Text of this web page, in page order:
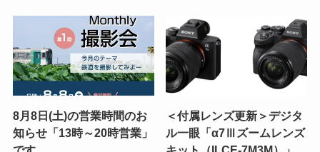
8月8日(土)の営業時間のお
知らせ「13時～20時営業」
＜付属レンズ更新＞デジタ
ル一眼「α7Ⅲズームレンズ